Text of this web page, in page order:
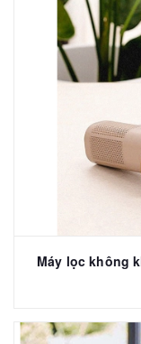
Máy lọc không